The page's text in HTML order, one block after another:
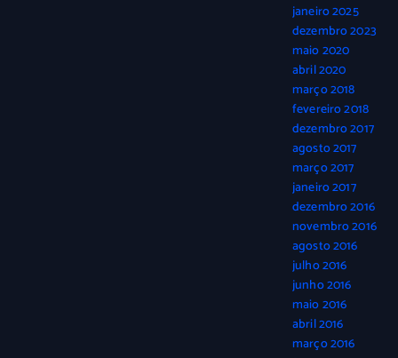
janeiro 2025
dezembro 2023
maio 2020
abril 2020
março 2018
fevereiro 2018
dezembro 2017
agosto 2017
março 2017
janeiro 2017
dezembro 2016
novembro 2016
agosto 2016
julho 2016
junho 2016
maio 2016
abril 2016
março 2016